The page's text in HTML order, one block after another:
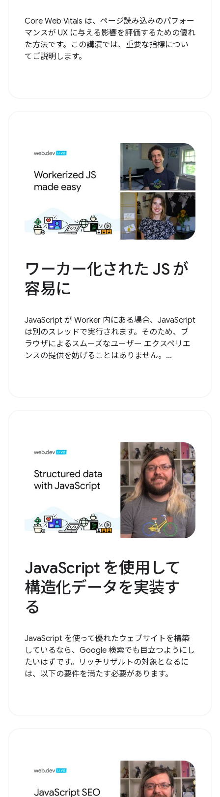
Core Web Vitals は、ページ読み込みのパフォー
マンスが UX に与える影響を評価するための優れ
た方法です。この講演では、重要な指標につい
てご説明します。
ワーカー化された JS が
容易に
JavaScript が Worker 内にある場合、JavaScript
は別のスレッドで実行されます。そのため、ブ
ラウザによるスムーズなユーザー エクスペリエ
ンスの提供を妨げることはありません。...
JavaScript を使用して
構造化データを実装す
る
JavaScript を使って優れたウェブサイトを構築
しているなら、Google 検索でも目立つようにし
たいはずです。リッチリザルトの対象となるに
は、以下の要件を満たす必要があります。